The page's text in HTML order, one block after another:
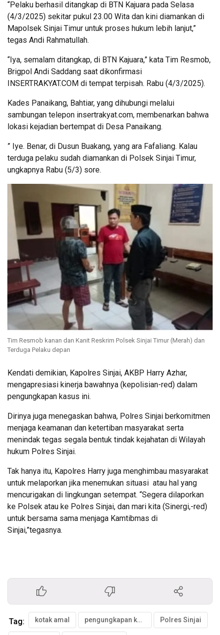
“Pelaku berhasil ditangkap di BTN Kajuara pada Selasa
(4/3/2025) sekitar pukul 23.00 Wita dan kini diamankan di
Mapolsek Sinjai Timur untuk proses hukum lebih lanjut,”
tegas Andi Rahmatullah.
“Iya, semalam ditangkap, di BTN Kajuara,” kata Tim Resmob,
Brigpol Andi Saddang saat dikonfirmasi
INSERTRAKYAT.COM di tempat terpisah. Rabu (4/3/2025).
Kades Panaikang, Bahtiar, yang dihubungi melalui
sambungan telepon insertrakyat.com, membenarkan bahwa
lokasi kejadian bertempat di Desa Panaikang.
” Iye. Benar, di Dusun Buakang, yang ara Fafaliang. Kalau
terduga pelaku sudah diamankan di Polsek Sinjai Timur,
ungkapnya Rabu (5/3) sore.
Tim Resmob kanan dan Kanit Reskrim Polsek Sinjai Timur (Merah) dan
Terduga Pelaku depan
Kendati demikian, Kapolres Sinjai, AKBP Harry Azhar,
mengapresiasi kinerja bawahnya (kepolisian-red) dalam
pengungkapan kasus ini.
Dirinya juga menegaskan bahwa, Polres Sinjai berkomitmen
menjaga keamanan dan ketertiban masyarakat serta
menindak tegas segala bentuk tindak kejahatan di Wilayah
hukum Polres Sinjai.
Tak hanya itu, Kapolres Harry juga menghimbau masyarakat
untuk melaporkan jika menemukan situasi atau hal yang
mencurigakan di lingkungan setempat. “Segera dilaporkan
ke Polsek atau ke Polres Sinjai, dan mari kita (Sinergi,-red)
untuk bersama sama menjaga Kamtibmas di
Sinjai,”tegasnya.
Tag: kotak amal pengungkapan kasus Polres Sinjai